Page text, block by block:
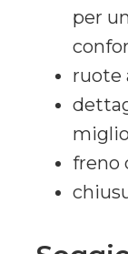
per
ruote
freno